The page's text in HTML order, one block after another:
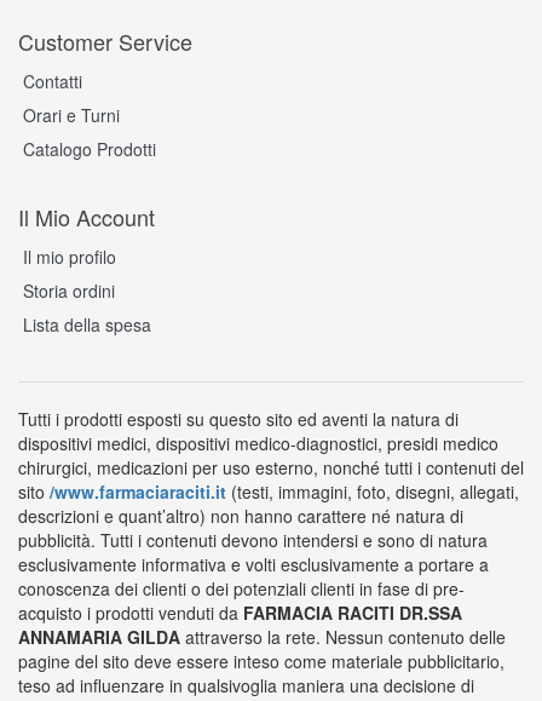
Customer Service
Contatti
Orari e Turni
Catalogo Prodotti
Il Mio Account
Il mio profilo
Storia ordini
Lista della spesa
Tutti i prodotti esposti su questo sito ed aventi la natura di
dispositivi medici, dispositivi medico-diagnostici, presidi medico
chirurgici, medicazioni per uso esterno, nonché tutti i contenuti del
sito /www.farmaciaraciti.it (testi, immagini, foto, disegni, allegati,
descrizioni e quant’altro) non hanno carattere né natura di
pubblicità. Tutti i contenuti devono intendersi e sono di natura
esclusivamente informativa e volti esclusivamente a portare a
conoscenza dei clienti o dei potenziali clienti in fase di pre-
acquisto i prodotti venduti da FARMACIA RACITI DR.SSA
ANNAMARIA GILDA attraverso la rete. Nessun contenuto delle
pagine del sito deve essere inteso come materiale pubblicitario,
teso ad influenzare in qualsivoglia maniera una decisione di